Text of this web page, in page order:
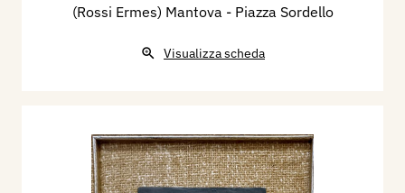
(Rossi Ermes) Mantova - Piazza Sordello
Visualizza scheda